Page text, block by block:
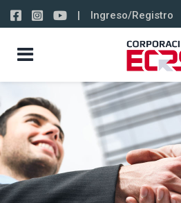
| Ingreso/Registro